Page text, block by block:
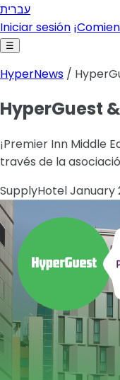
עברית
Iniciar sesión
☰
HyperNews /
HyperGuest
¡Premier Inn Middle
través de la
SupplyHotelJanuary